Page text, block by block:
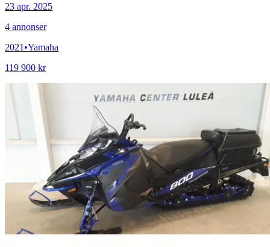
23 apr. 2025
4 annonser
2021 •Yamaha
119 900 kr